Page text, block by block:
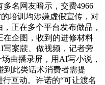
名网友暗示，交费4966
培训均涉嫌虚假宣传，对
正在多个平台发布做品，
企图，收到的进修材料
案牍、做视频，记者旁
曲播录屏，用AI写小说，
此类话术消费者需提
互动。许诺的“可让渡名